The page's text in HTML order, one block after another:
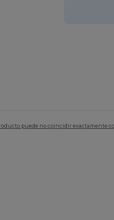
puede no coincidir exactamente